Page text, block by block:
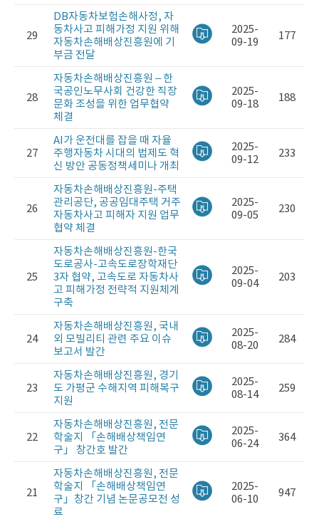
29
DB자동차보험손해사정, 자
동차사고 피해가정 지원 위해
자동차손해배상진흥원에 기
부금 전달
2025-
09-19
177
28
자동차손해배상진흥원 – 한
국공인노무사회 건강한 직장
문화 조성을 위한 업무협약
체결
2025-
09-18
188
27
AI가 운전대를 잡을 때 자율
주행자동차 시대의 법제도 혁
신 방안 공동정책세미나 개최
2025-
09-12
233
26
자동차손해배상진흥원-주택
관리공단, 공공임대주택 거주
자동차사고 피해자 지원 업무
협약 체결
2025-
09-05
230
25
자동차손해배상진흥원-한국
도로공사-고속도로장학재단
3자 협약, 고속도로 자동차사
고 피해가정 전략적 지원체계
구축
2025-
09-04
203
24
자동차손해배상진흥원, 국내
외 모빌리티 관련 주요 이슈
보고서 발간
2025-
08-20
284
23
자동차손해배상진흥원, 경기
도 가평군 수해지역 피해복구
지원
2025-
08-14
259
22
자동차손해배상진흥원, 전문
학술지 「손해배상책임연
구」 창간호 발간
2025-
06-24
364
21
자동차손해배상진흥원, 전문
학술지 「손해배상책임연
구」창간 기념 논문공모전 성
료
2025-
06-10
947